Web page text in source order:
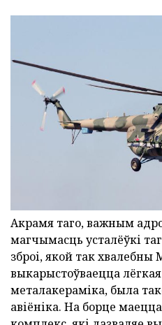
Акрамя таго, важным
магчымасць усталёўкі
зброі, якой так хвалебны
выкарыстоўваецца
металакераміка, была
авіёніка. На борце